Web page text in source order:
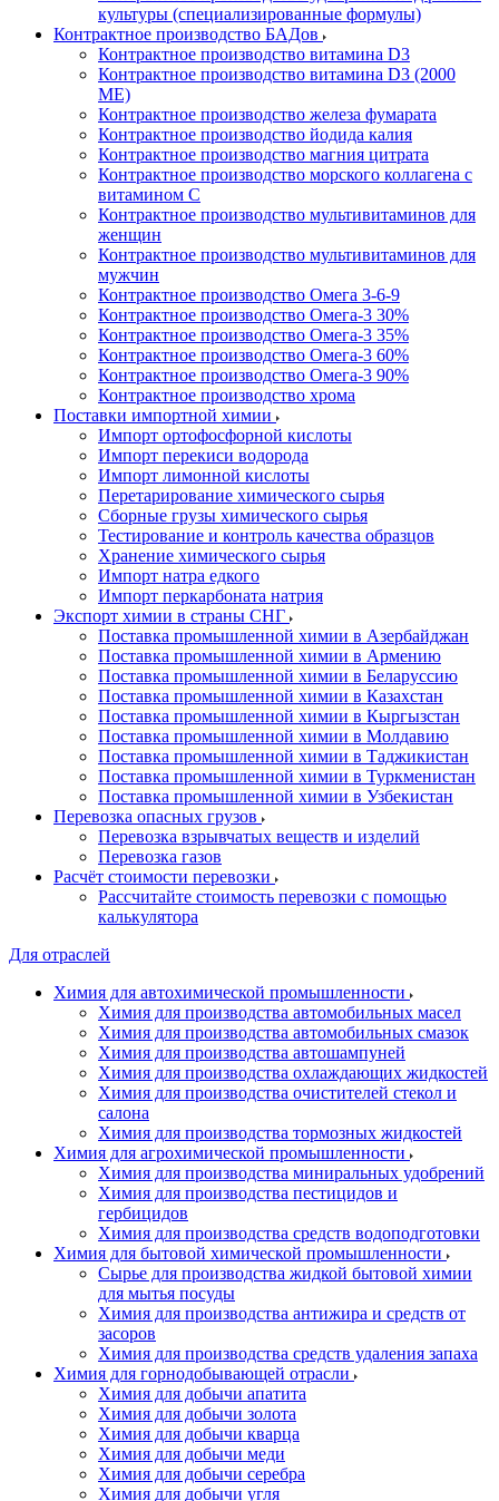
культуры (специализированные формулы)
Контрактное производство БАДов
Контрактное производство витамина D3
Контрактное производство витамина D3 (2000
МЕ)
Контрактное производство железа фумарата
Контрактное производство йодида калия
Контрактное производство магния цитрата
Контрактное производство морского коллагена с
витамином С
Контрактное производство мультивитаминов для
женщин
Контрактное производство мультивитаминов для
мужчин
Контрактное производство Омега 3-6-9
Контрактное производство Омега-3 30%
Контрактное производство Омега-3 35%
Контрактное производство Омега-3 60%
Контрактное производство Омега-3 90%
Контрактное производство хрома
Поставки импортной химии
Импорт ортофосфорной кислоты
Импорт перекиси водорода
Импорт лимонной кислоты
Перетарирование химического сырья
Сборные грузы химического сырья
Тестирование и контроль качества образцов
Хранение химического сырья
Импорт натра едкого
Импорт перкарбоната натрия
Экспорт химии в страны СНГ
Поставка промышленной химии в Азербайджан
Поставка промышленной химии в Армению
Поставка промышленной химии в Беларуссию
Поставка промышленной химии в Казахстан
Поставка промышленной химии в Кыргызстан
Поставка промышленной химии в Молдавию
Поставка промышленной химии в Таджикистан
Поставка промышленной химии в Туркменистан
Поставка промышленной химии в Узбекистан
Перевозка опасных грузов
Перевозка взрывчатых веществ и изделий
Перевозка газов
Расчёт стоимости перевозки
Рассчитайте стоимость перевозки с помощью
калькулятора
Для отраслей
Химия для автохимической промышленности
Химия для производства автомобильных масел
Химия для производства автомобильных смазок
Химия для производства автошампуней
Химия для производства охлаждающих жидкостей
Химия для производства очистителей стекол и
салона
Химия для производства тормозных жидкостей
Химия для агрохимической промышленности
Химия для производства миниральных удобрений
Химия для производства пестицидов и
гербицидов
Химия для производства средств водоподготовки
Химия для бытовой химической промышленности
Сырье для производства жидкой бытовой химии
для мытья посуды
Химия для производства антижира и средств от
засоров
Химия для производства средств удаления запаха
Химия для горнодобывающей отрасли
Химия для добычи апатита
Химия для добычи золота
Химия для добычи кварца
Химия для добычи меди
Химия для добычи серебра
Химия для добычи угля